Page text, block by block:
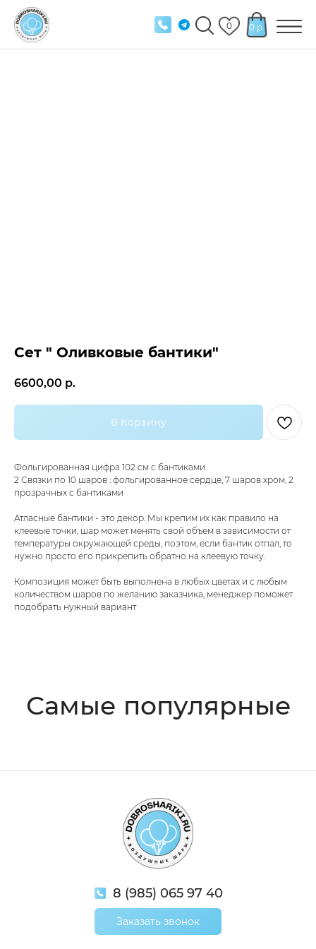
0 0 р.
Сет " Оливковые бантики"
6600,00 р.
В Корзину
Фольгированная цифра 102 см с бантиками
2 Связки по 10 шаров : фольгированное сердце, 7 шаров хром, 2
прозрачных с бантиками
Атласные бантики - это декор. Мы крепим их как правило на
клеевые точки, шар может менять свой объем в зависимости от
температуры окружающей среды, поэтом, если бантик отпал, то
нужно просто его прикрепить обратно на клеевую точку.
Композиция может быть выполнена в любых цветах и с любым
количеством шаров по желанию заказчика, менеджер поможет
подобрать нужный вариант
Самые популярные
8 (985) 065 97 40
Заказать звонок